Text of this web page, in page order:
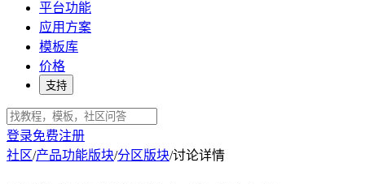
平台功能
应用方案
模板库
价格
支持
登录免费注册
社区/产品功能版块/分区版块/讨论详情